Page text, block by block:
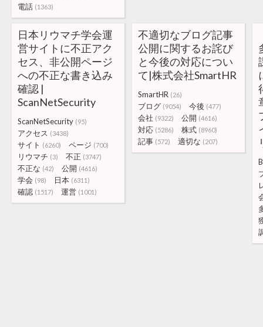
電話 (1363)
日本リウマチ学会運
営サイトに不正アク
セス、非公開ページ
への不正な書き込み
確認 |
ScanNetSecurity
ScanNetSecurity (95)
アクセス (3438)
サイト (6260) ページ (700)
リウマチ (3) 不正 (3747)
不正な (42) 公開 (4616)
学会 (98) 日本 (6311)
確認 (1517) 運営 (1001)
不適切なブログ記事
公開に関するお詫び
と今後の対応につい
て|株式会社SmartHR
SmartHR (26)
ブログ (9054) 今後 (477)
会社 (9322) 公開 (4616)
対応 (5286) 株式 (8960)
記事 (572) 適切な (207)